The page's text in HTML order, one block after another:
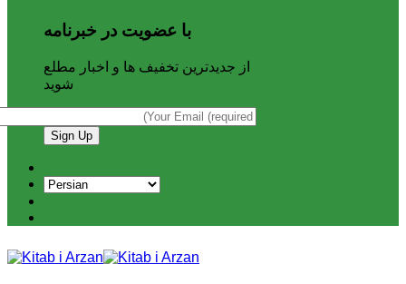
با عضویت در خبرنامه
از جدیدترین تخفیف ها و اخبار مطلع
شوید